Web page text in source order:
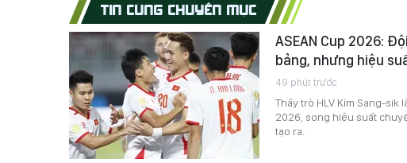
TIN CÙNG CHUYÊN MỤC
ASEAN Cup 2026:
bảng, nhưng hiệu
49 phút trước
Thầy trò HLV Kim Sang-sik
2026, song hiệu suất
tạo ra.